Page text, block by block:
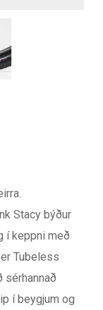
Stacy býður
í keppni með
Tubeless
sérhannað
í beygjum og